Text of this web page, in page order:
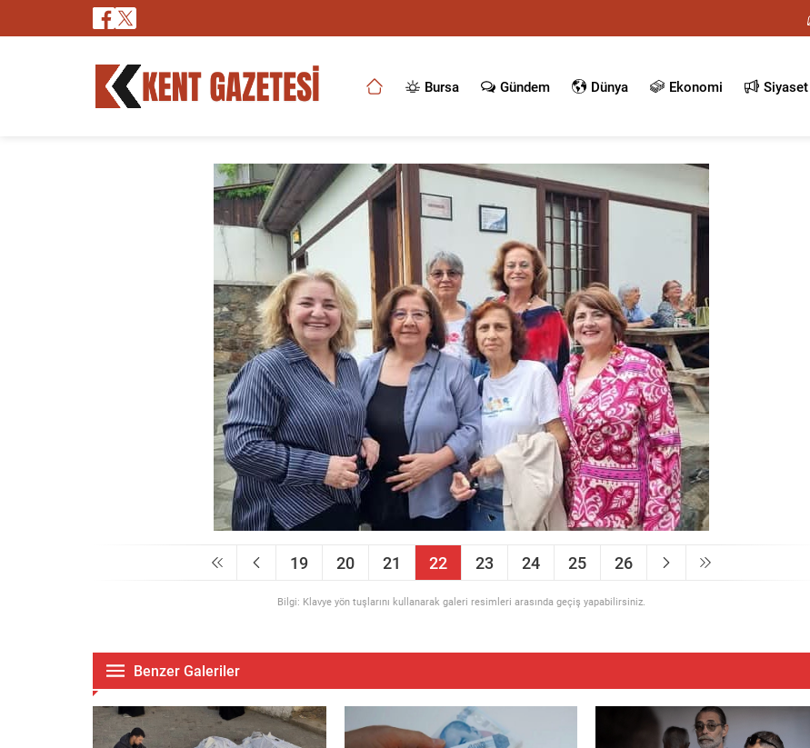
Bursa Gündem Dünya Ekonomi Siyaset
19 20 21 22 23 24 25 26
Bilgi: Klavye yön tuşlarını kullanarak galeri resimleri arasında geçiş yapabilirsiniz.
Benzer Galeriler